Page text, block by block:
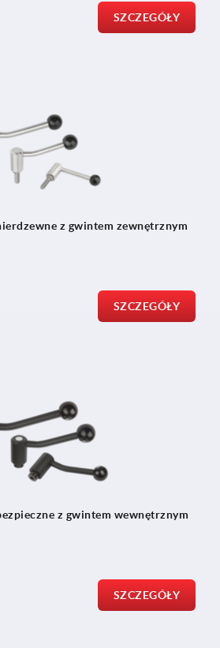
SZCZEGÓŁY
z gwintem zewnętrznym
SZCZEGÓŁY
z gwintem wewnętrznym
SZCZEGÓŁY